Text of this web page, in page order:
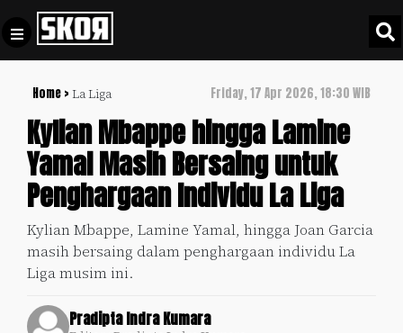
Home > La Liga Friday, 17 Apr 2026, 18:30 WIB
Kylian Mbappe hingga Lamine
Yamal Masih Bersaing untuk
Penghargaan Individu La Liga
Kylian Mbappe, Lamine Yamal, hingga Joan Garcia
masih bersaing dalam penghargaan individu La
Liga musim ini.
Pradipta Indra Kumara
Football +
Culture
Update
+
Timnas
Indonesia
Policy
Pedoman
Pemberitaan
Media
Siber
Kami